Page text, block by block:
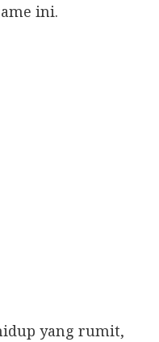
ini.
yang rumit,